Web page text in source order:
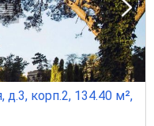
корп.2, 134.40 м²,